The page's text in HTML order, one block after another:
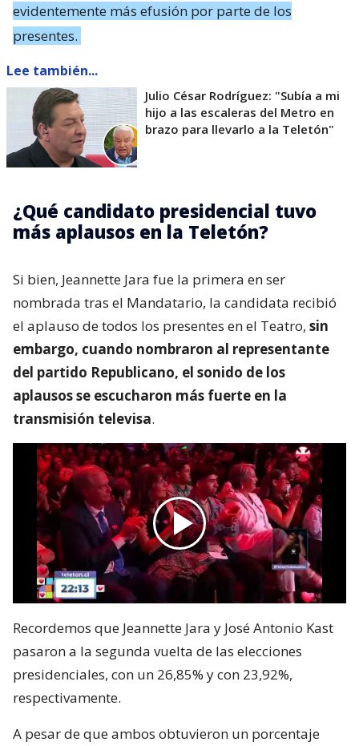
evidentemente más efusión por parte de los
presentes.
Lee también...
Julio César Rodríguez: "Subía a mi
hijo a las escaleras del Metro en
brazo para llevarlo a la Teletón"
¿Qué candidato presidencial tuvo
más aplausos en la Teletón?
Si bien, Jeannette Jara fue la primera en ser
nombrada tras el Mandatario, la candidata recibió
el aplauso de todos los presentes en el Teatro, sin
embargo, cuando nombraron al representante
del partido Republicano, el sonido de los
aplausos se escucharon más fuerte en la
transmisión televisa.
Recordemos que Jeannette Jara y José Antonio Kast
pasaron a la segunda vuelta de las elecciones
presidenciales, con un 26,85% y con 23,92%,
respectivamente.
A pesar de que ambos obtuvieron un porcentaje